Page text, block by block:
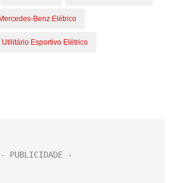
Benz Elétrico
Utilitário Esportivo Elétrico